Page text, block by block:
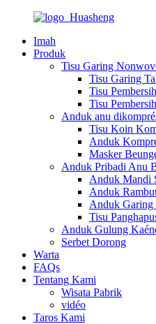
Imah
Produk
Tisu Garing
Tisu Garing
Tisu
Tisu
Anduk anu
Tisu Koin
Anduk
Masker
Anduk Pribadi Anu
Anduk Mandi
Anduk
Anduk Garing
Tisu
Anduk Gulung
Serbet Dorong
Warta
FAQs
Tentang Kami
Wisata Pabrik
vidéo
Taros Kami